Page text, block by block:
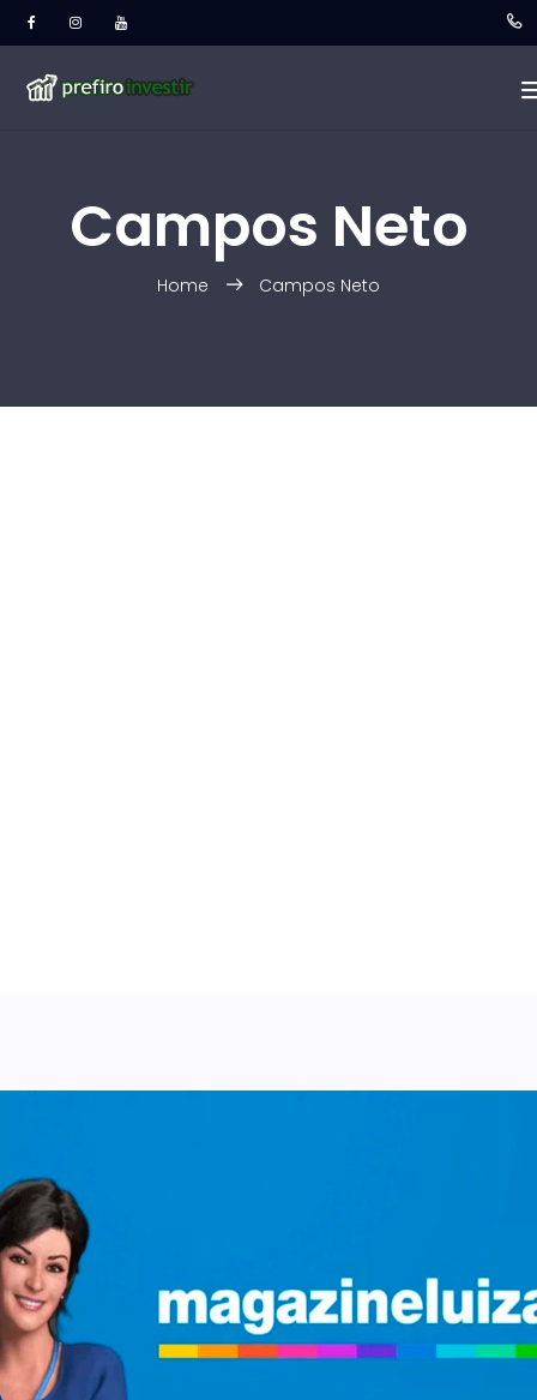
Campos Neto
Home Campos Neto